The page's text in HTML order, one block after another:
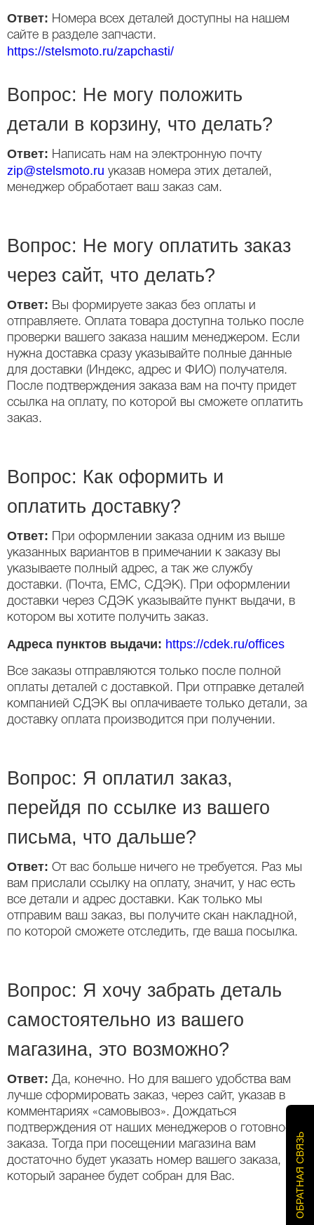
Ответ: Номера всех деталей доступны на нашем
сайте в разделе запчасти.
https://stelsmoto.ru/zapchasti/
Вопрос: Не могу положить
детали в корзину, что делать?
Ответ: Написать нам на электронную почту
zip@stelsmoto.ru указав номера этих деталей,
менеджер обработает ваш заказ сам.
Вопрос: Не могу оплатить заказ
через сайт, что делать?
Ответ: Вы формируете заказ без оплаты и
отправляете. Оплата товара доступна только после
проверки вашего заказа нашим менеджером. Если
нужна доставка сразу указывайте полные данные
для доставки (Индекс, адрес и ФИО) получателя.
После подтверждения заказа вам на почту придет
ссылка на оплату, по которой вы сможете оплатить
заказ.
Вопрос: Как оформить и
оплатить доставку?
Ответ:
При оформлении заказа одним из выше
указанных вариантов в примечании к заказу вы
указываете полный адрес, а так же службу
доставки. (Почта, ЕМС, СДЭК). При оформлении
доставки через СДЭК указывайте пункт выдачи, в
котором вы хотите получить заказ.
Адреса пунктов выдачи: https://cdek.ru/offices
Все заказы отправляются только после полной
оплаты деталей с доставкой. При отправке деталей
компанией СДЭК вы оплачиваете только детали, за
доставку оплата производится при получении.
Вопрос: Я оплатил заказ,
перейдя по ссылке из вашего
письма, что дальше?
Ответ: От вас больше ничего не требуется. Раз мы
вам прислали ссылку на оплату, значит, у нас есть
все детали и адрес доставки. Как только мы
отправим ваш заказ, вы получите скан накладной,
по которой сможете отследить, где ваша посылка.
Вопрос: Я хочу забрать деталь
самостоятельно из вашего
магазина, это возможно?
Ответ: Да, конечно. Но для вашего удобства вам
лучше сформировать заказ, через сайт, указав в
комментариях «самовывоз». Дождаться
подтверждения от наших менеджеров о готовности
заказа. Тогда при посещении магазина вам
достаточно будет указать номер вашего заказа,
который заранее будет собран для Вас.
ОБРАТНАЯ СВЯЗЬ